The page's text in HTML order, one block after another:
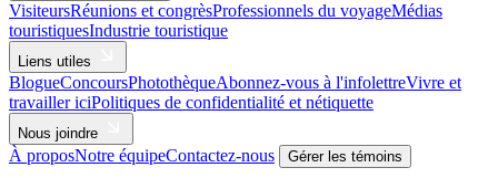
VisiteursRéunions et congrèsProfessionnels du voyageMédias
touristiquesIndustrie touristique
Liens utiles
BlogueConcoursPhotothèqueAbonnez-vous à l'infolettreVivre et
travailler iciPolitiques de confidentialité et nétiquette
Nous joindre
À proposNotre équipeContactez-nous Gérer les témoins